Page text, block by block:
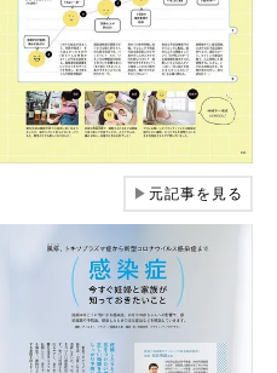
▶元記事を見る